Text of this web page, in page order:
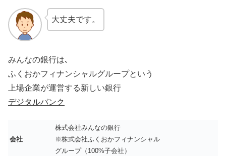
大丈夫です。
みんなの銀行は､
ふくおかフィナンシャルグループという
上場企業が運営する新しい銀行
デジタルバンク
会社
株式会社みんなの銀行
※株式会社ふくおかフィナンシャル
グループ（100%子会社）